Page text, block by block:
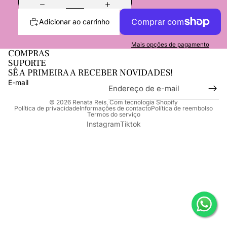
Adicionar ao carrinho
Mais opções de pagamento
COMPRAS
SUPORTE
SÊ A PRIMEIRA A RECEBER NOVIDADES!
E-mail
© 2026 Renata Reis,Com tecnologia Shopify
Política de privacidadeInformações de contactoPolítica de reembolso
Termos do serviço
InstagramTiktok